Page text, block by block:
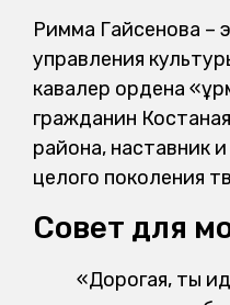
Римма Гайсенова –
управления
кавалер ордена
гражданин
района, наставник
целого поколения
Совет для
«Дорогая, ты